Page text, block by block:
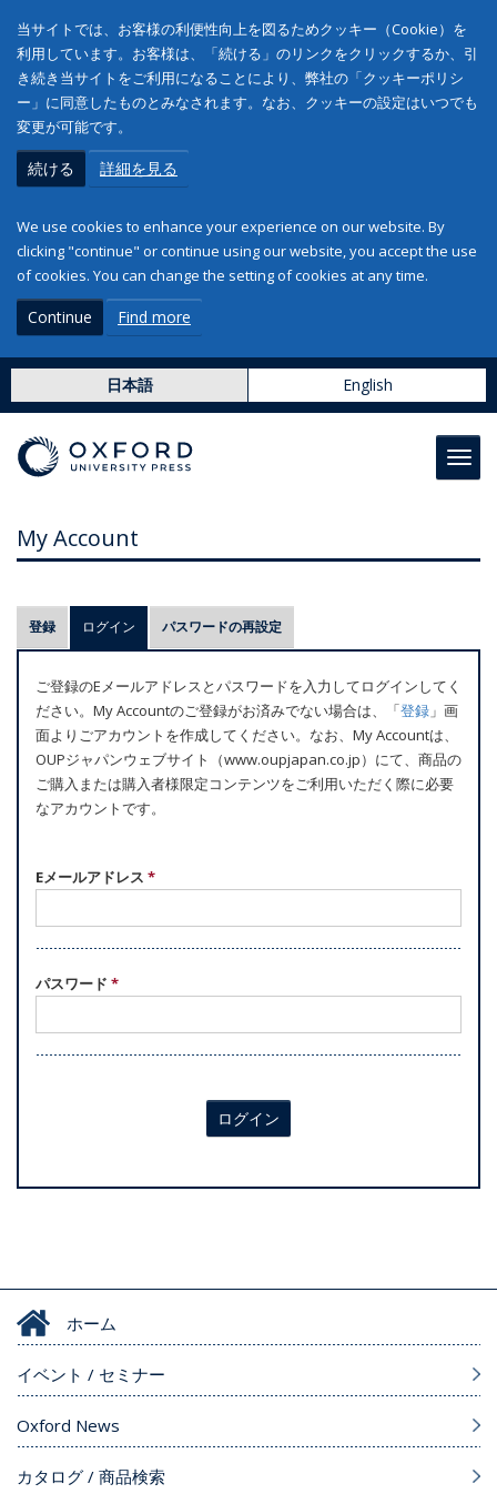
当サイトでは、お客様の利便性向上を図るためクッキー（Cookie）を
利用しています。お客様は、「続ける」のリンクをクリックするか、引
き続き当サイトをご利用になることにより、弊社の「クッキーポリシ
ー」に同意したものとみなされます。なお、クッキーの設定はいつでも
変更が可能です。
続ける 詳細を見る
We use cookies to enhance your experience on our website. By
clicking "continue" or continue using our website, you accept the use
of cookies. You can change the setting of cookies at any time.
Continue Find more
日本語 English
My Account
プ
ラ
マ
リ
ー
タ
ブ
登録 ログイン (アクティブなタブ)
パスワードの再設定
ご登録のEメールアドレスとパスワードを入力してログインしてく
ださい。My Accountのご登録がお済みでない場合は、「登録 」画
面よりごアカウントを作成してください。なお、My Accountは、
OUPジャパンウェブサイト（www.oupjapan.co.jp）にて、商品の
ご購入または購入者様限定コンテンツをご利用いただく際に必要
なアカウントです。
Eメールアドレス *
パスワード *
ログイン
ホーム
イベント / セミナー
Oxford News
カタログ / 商品検索